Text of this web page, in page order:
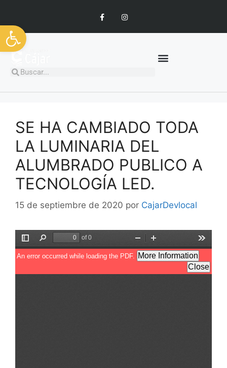
Abrir barra de herramientas
SE HA CAMBIADO TODA
LA LUMINARIA DEL
ALUMBRADO PUBLICO A
TECNOLOGÍA LED.
15 de septiembre de 2020 por CajarDevlocal